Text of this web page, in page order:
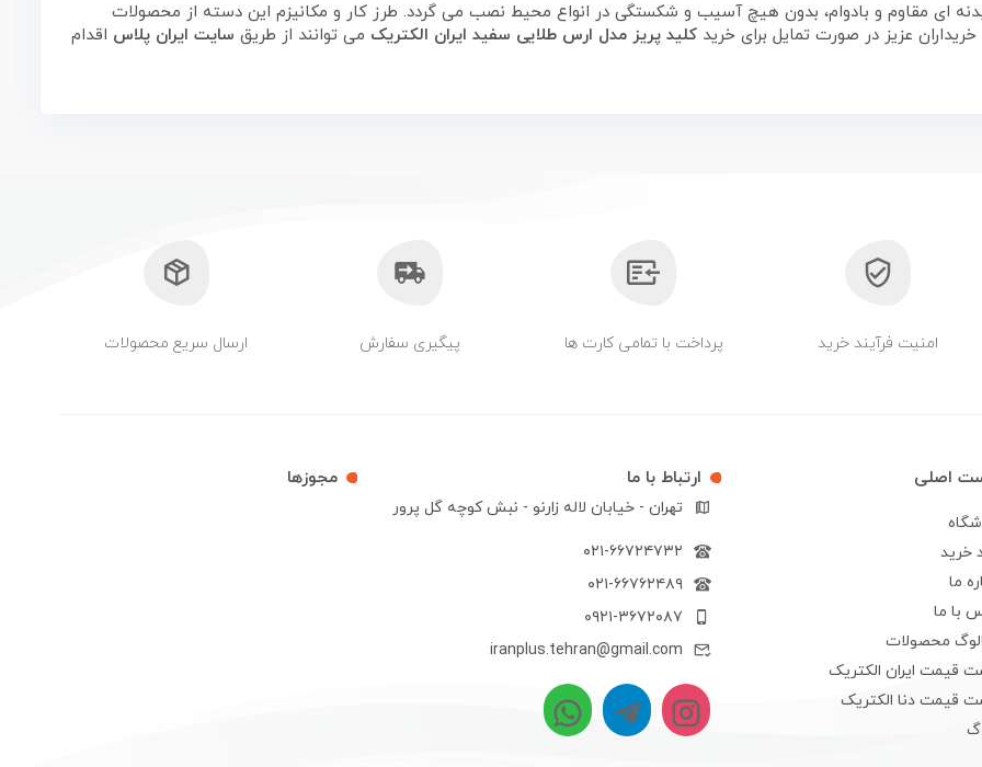
ای مقاوم و بادوام، بدون هیچ آسیب و شکستگی در انواع محیط نصب می گردد. طرز کار و مکانیزم این دسته از محصولات
عزیز در صورت تمایل برای خرید کلید پریز مدل ارس طلایی سفید ایران الکتریک می توانند از طریق سایت ایران پلاس اقدام
امنیت فرآیند خرید پرداخت با تمامی کارت ها پیگیری سفارش ارسال سریع محصولات
اصلی
خرید
ما
با ما
محصولات
قیمت ایران الکتریک
قیمت دنا الکتریک
ارتباط با ما
تهران - خیابان لاله زارنو - نبش کوچه گل پرور
۰۲۱-۶۶۷۲۴۷۳۲
۰۲۱-۶۶۷۶۲۴۸۹
۰۹۲۱-۳۶۷۲۰۸۷
iranplus.tehran@gmail.com
مجوزها